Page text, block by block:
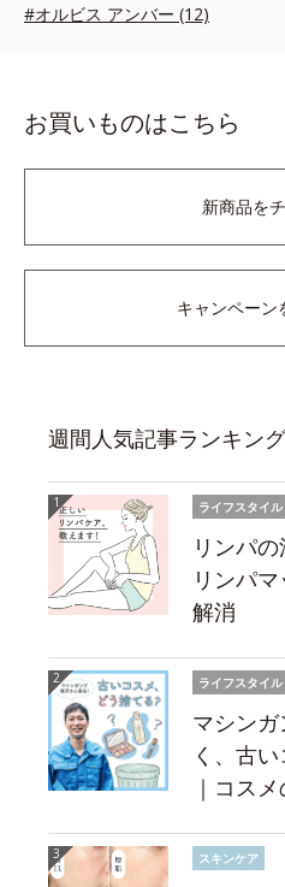
#オルビス アンバー (12)
お買いものはこちら
新商品を
キャンペーン
週間人気記事ランキング
ライフスタイル
リンパ
リンパ
解消
ライフスタイル
マシン
く、古
｜コス
スキンケア